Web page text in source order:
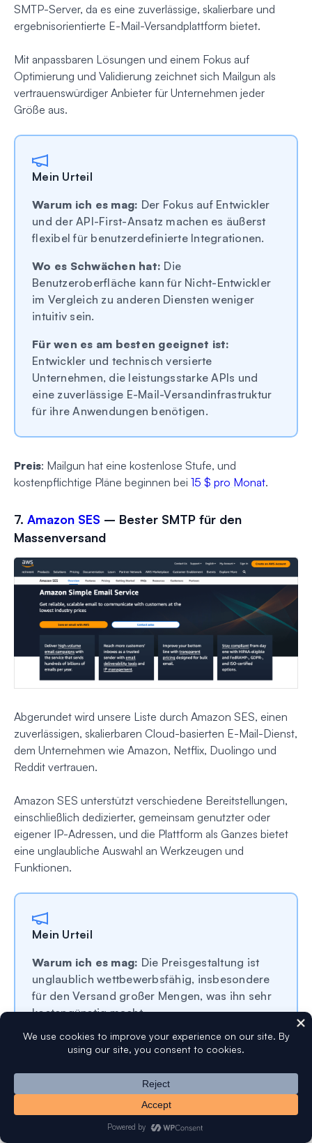
SMTP-Server, da es eine zuverlässige, skalierbare und
ergebnisorientierte E-Mail-Versandplattform bietet.
Mit anpassbaren Lösungen und einem Fokus auf
Optimierung und Validierung zeichnet sich Mailgun als
vertrauenswürdiger Anbieter für Unternehmen jeder
Größe aus.
Mein Urteil
Warum ich es mag: Der Fokus auf Entwickler
und der API-First-Ansatz machen es äußerst
flexibel für benutzerdefinierte Integrationen.
Wo es Schwächen hat: Die
Benutzeroberfläche kann für Nicht-Entwickler
im Vergleich zu anderen Diensten weniger
intuitiv sein.
Für wen es am besten geeignet ist:
Entwickler und technisch versierte
Unternehmen, die leistungsstarke APIs und
eine zuverlässige E-Mail-Versandinfrastruktur
für ihre Anwendungen benötigen.
Preis: Mailgun hat eine kostenlose Stufe, und
kostenpflichtige Pläne beginnen bei 15 $ pro Monat.
7. Amazon SES – Bester SMTP für den
Massenversand
Abgerundet wird unsere Liste durch Amazon SES, einen
zuverlässigen, skalierbaren Cloud-basierten E-Mail-Dienst,
dem Unternehmen wie Amazon, Netflix, Duolingo und
Reddit vertrauen.
Amazon SES unterstützt verschiedene Bereitstellungen,
einschließlich dedizierter, gemeinsam genutzter oder
eigener IP-Adressen, und die Plattform als Ganzes bietet
eine unglaubliche Auswahl an Werkzeugen und
Funktionen.
Mein Urteil
Warum ich es mag: Die Preisgestaltung ist
unglaublich wettbewerbsfähig, insbesondere
für den Versand großer Mengen, was ihn sehr
kostengünstig macht.
Wo es Schwächen hat:Die Einrichtung und
Konfiguration kann für Anfänger im Vergleich
zu anderen Diensten komplexer sein und
erfordert einige technische Kenntnisse.
Für wen es am besten geeignet ist:
Unternehmen mit hohem E-Mail-Aufkommen